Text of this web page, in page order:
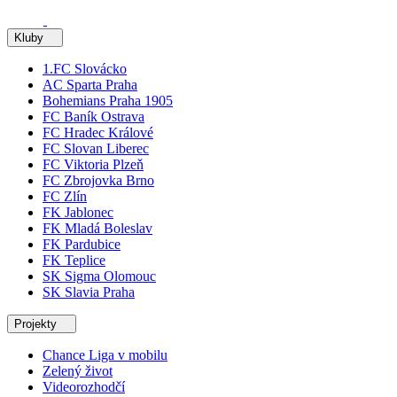
Kluby
1.FC Slovácko
AC Sparta Praha
Bohemians Praha 1905
FC Baník Ostrava
FC Hradec Králové
FC Slovan Liberec
FC Viktoria Plzeň
FC Zbrojovka Brno
FC Zlín
FK Jablonec
FK Mladá Boleslav
FK Pardubice
FK Teplice
SK Sigma Olomouc
SK Slavia Praha
Projekty
Chance Liga v mobilu
Zelený život
Videorozhodčí